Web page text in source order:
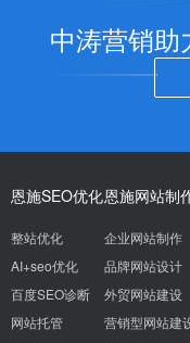
中涛营销
恩施SEO优化
整站优化
AI+seo优化
百度SEO诊断
网站托管
恩施网站制
企业网站制作
品牌网站设计
外贸网站建设
营销型网站建